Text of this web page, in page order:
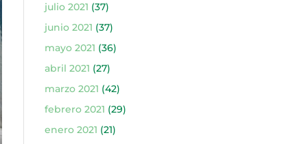
julio 2021 (37)
junio 2021 (37)
mayo 2021 (36)
abril 2021 (27)
marzo 2021 (42)
febrero 2021 (29)
enero 2021 (21)